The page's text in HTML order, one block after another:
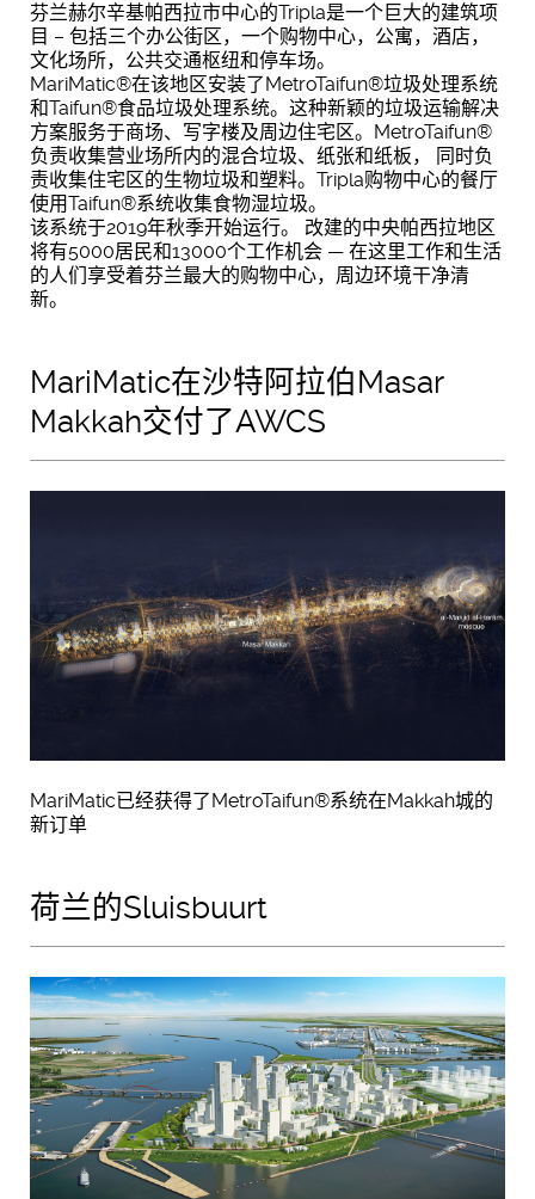
芬兰赫尔辛基帕西拉市中心的Tripla是一个巨大的建筑项
目 – 包括三个办公街区，一个购物中心，公寓，酒店，
文化场所，公共交通枢纽和停车场。
MariMatic®在该地区安装了MetroTaifun®垃圾处理系统
和Taifun®食品垃圾处理系统。这种新颖的垃圾运输解决
方案服务于商场、写字楼及周边住宅区。MetroTaifun®
负责收集营业场所内的混合垃圾、纸张和纸板， 同时负
责收集住宅区的生物垃圾和塑料。Tripla购物中心的餐厅
使用Taifun®系统收集食物湿垃圾。
该系统于2019年秋季开始运行。 改建的中央帕西拉地区
将有5000居民和13000个工作机会 — 在这里工作和生活
的人们享受着芬兰最大的购物中心，周边环境干净清
新。
MariMatic在沙特阿拉伯Masar
Makkah交付了AWCS
MariMatic已经获得了MetroTaifun®系统在Makkah城的
新订单
荷兰的Sluisbuurt